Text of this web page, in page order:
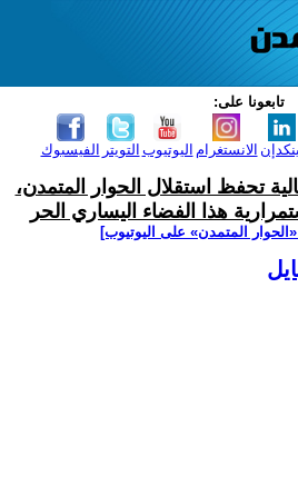
تابعونا على:
الفيسبوك التويتر اليوتيوب الانستغرام
تحفظ استقلال الحوار المتمدن،
هذا الفضاء اليساري الحر
المتمدن» على اليوتيوب]